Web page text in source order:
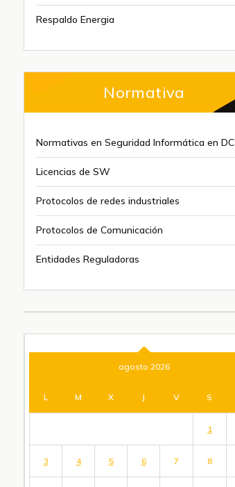
Respaldo Energia
Normativa
Normativas en Seguridad Informática en DC
Licencias de SW
Protocolos de redes industriales
Protocolos de Comunicación
Entidades Reguladoras
agosto 2026
L M X J V S
1
3 4 5 6 7 8